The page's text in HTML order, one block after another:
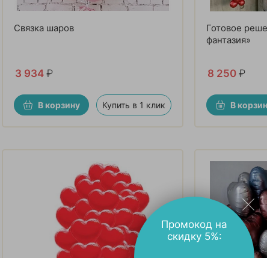
Связка шаров
3 934 ₽
В корзину Купить в 1 клик
Готовое
фантазия»
8 250 ₽
В
Промокод на
скидку 5%: